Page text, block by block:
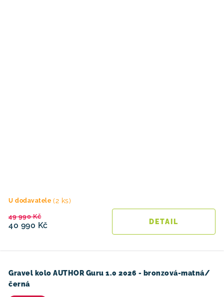
U dodavatele (2 ks)
40 990 Kč
49 990 Kč
Gravel kolo AUTHOR Guru 1.0 2026 - bronzová-matná/
černá